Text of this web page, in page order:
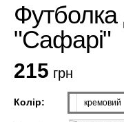
"Сафарі"
215 грн
Колір: кремовий